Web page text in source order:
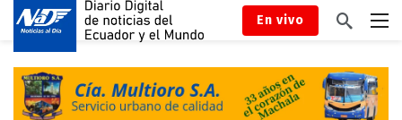
En vivo